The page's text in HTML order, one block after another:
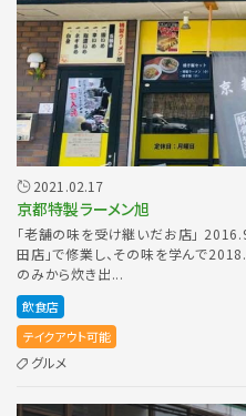
2021.02.17
京都特製ラーメン旭
「老舗の味を受け継いだお店」
田店」で修業し、その味を学んで
のみから炊き出...
飲食店
テイクアウト可能
グルメ